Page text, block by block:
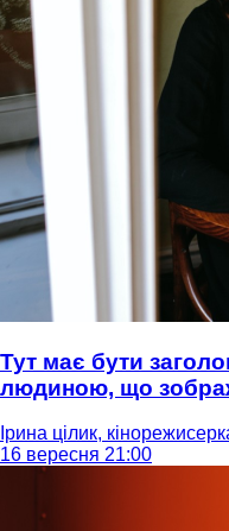
Тут має бути
людиною, що
Ірина цілик,
16 вересня 21:00